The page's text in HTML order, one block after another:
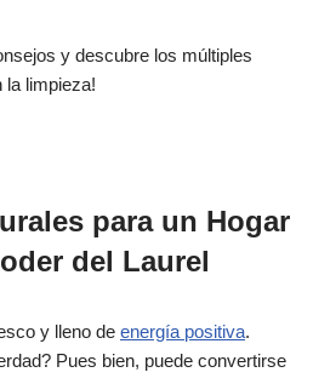
y descubre los múltiples
la limpieza!
para un Hogar
del Laurel
y lleno de energía positiva.
Pues bien, puede convertirse